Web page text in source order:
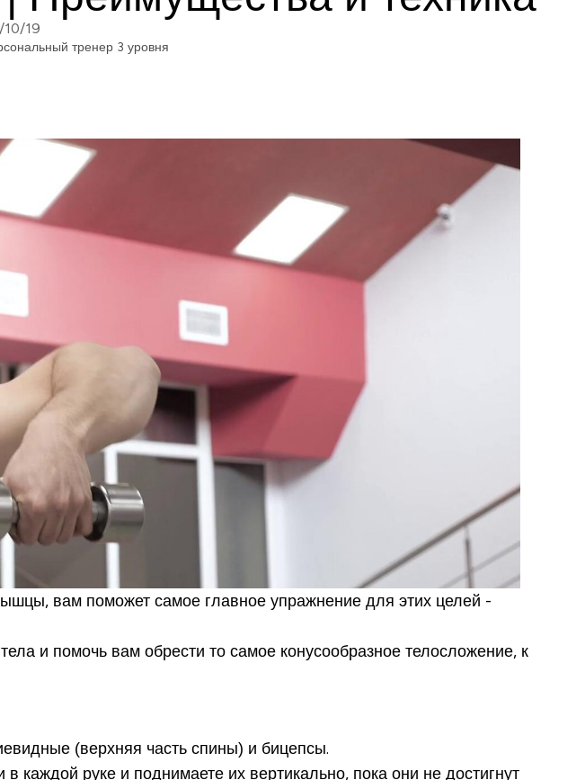
19
тренер 3 уровня
вам поможет самое главное упражнение для этих целей -
и помочь вам обрести то самое конусообразное телосложение, к
(верхняя часть спины) и бицепсы.
каждой руке и поднимаете их вертикально, пока они не достигнут